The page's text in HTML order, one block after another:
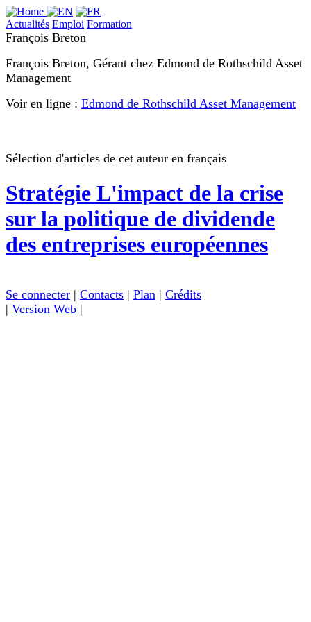
Actualités Emploi Formation
François Breton
François Breton, Gérant chez Edmond de Rothschild Asset
Management
Voir en ligne : Edmond de Rothschild Asset Management
Sélection d'articles de cet auteur en français
Stratégie L'impact de la crise
sur la politique de dividende
des entreprises européennes
Se connecter | Contacts | Plan | Crédits
| Version Web |